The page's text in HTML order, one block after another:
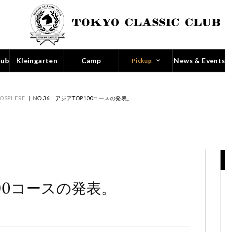
Kleingarten Camp Pickup News & Events
NO.36 アジアTOP100コースの発表。
ースの発表。